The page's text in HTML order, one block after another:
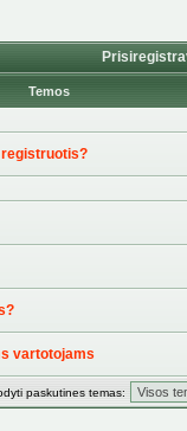
Temos
registruotis?
vartotojams
paskutines temas: